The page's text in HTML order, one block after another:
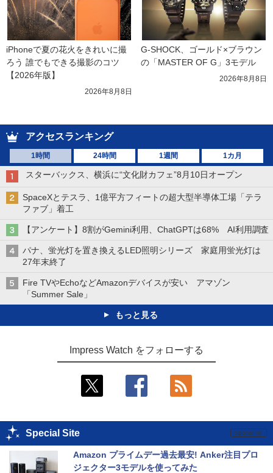
iPhoneで夏の花火をきれいに撮
ろう 誰でもできる撮影のコツ
【2026年版】
2026年8月8日
G-SHOCK、ゴールド×ブラウン
の「MASTER OF G」3モデル
2026年8月8日
アクセスランキング
1時間 24時間 1週間 1カ月
スターバックス、横浜に“文化財カフェ”8月10日オープン
SpaceXとテスラ、1億平方フィートの超大型半導体工場「テラ
ファブ」着工
【アンケート】8割がGemini利用、ChatGPTは68% AI利用調査
パナ、蛍光灯を置き換えるLED照明シリーズ 家庭用蛍光灯は
27年末終了
Fire TVやEchoなどAmazonデバイスが安い アマゾン
「Summer Sale」
もっと見る
Impress Watch をフォローする
Special Site
Amazon プライムデー過去最安! Anker注目プロ
ジェクター3モデルを使ってみた